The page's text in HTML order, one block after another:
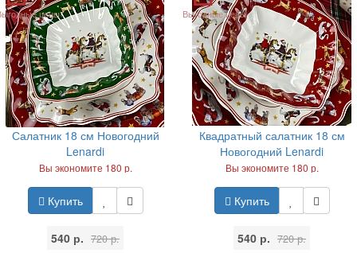
цены
Салатник 18 см Новогодний
Lenardi
Вы экономите 180 р.
Купить
540 р. 720 р.
Выгодные цены
Квадратный салатник 18 см
Новогодний Lenardi
Вы экономите 180 р.
Купить
540 р. 720 р.